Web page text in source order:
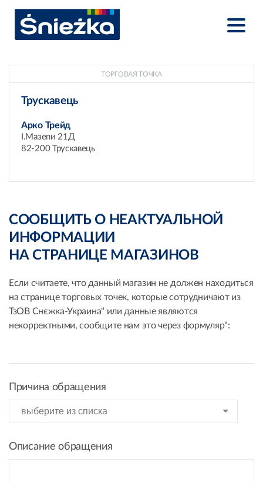
ТОРГОВАЯ ТОЧКА
Трускавець
Арко Трейд
І.Мазепи 21Д
82-200 Трускавець
СООБЩИТЬ О НЕАКТУАЛЬНОЙ
ИНФОРМАЦИИ
НА СТРАНИЦЕ МАГАЗИНОВ
Если считаете, что данный магазин не должен находиться
на странице торговых точек, которые сотрудничают из
ТзОВ Снєжка-Украина" или данные являются
некорректными, сообщите нам это через формуляр":
Причина обращения
Описание обращения